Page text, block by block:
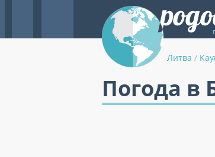
Литва /
Погода в